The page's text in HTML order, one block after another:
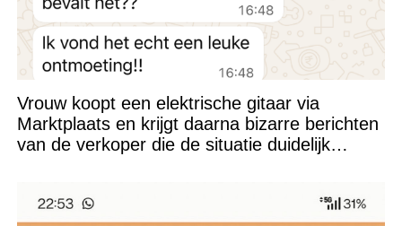
Vrouw koopt een elektrische gitaar via
Marktplaats en krijgt daarna bizarre berichten
van de verkoper die de situatie duidelijk